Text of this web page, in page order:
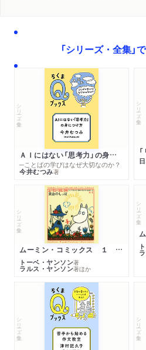
「シリーズ・全集」
シリーズ・全集
ＡＩにはない「思考力」の身につけ方
─ことばの学びはなぜ大切なのか？
今井むつみ著
シリーズ・全集
シリーズ・全集
ムーミン・コミックス １ 黄金のしっぽ
トーベ・ヤンソン著
ラルス・ヤンソン著ほか
シリーズ・全集
シリーズ・全集 シリーズ・全集